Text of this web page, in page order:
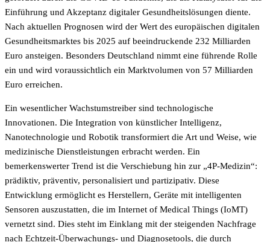
Einführung und Akzeptanz digitaler Gesundheitslösungen diente.
Nach aktuellen Prognosen wird der Wert des europäischen digitalen
Gesundheitsmarktes bis 2025 auf beeindruckende 232 Milliarden
Euro ansteigen. Besonders Deutschland nimmt eine führende Rolle
ein und wird voraussichtlich ein Marktvolumen von 57 Milliarden
Euro erreichen.
Ein wesentlicher Wachstumstreiber sind technologische
Innovationen. Die Integration von künstlicher Intelligenz,
Nanotechnologie und Robotik transformiert die Art und Weise, wie
medizinische Dienstleistungen erbracht werden. Ein
bemerkenswerter Trend ist die Verschiebung hin zur „4P-Medizin“:
prädiktiv, präventiv, personalisiert und partizipativ. Diese
Entwicklung ermöglicht es Herstellern, Geräte mit intelligenten
Sensoren auszustatten, die im Internet of Medical Things (IoMT)
vernetzt sind. Dies steht im Einklang mit der steigenden Nachfrage
nach Echtzeit-Überwachungs- und Diagnosetools, die durch